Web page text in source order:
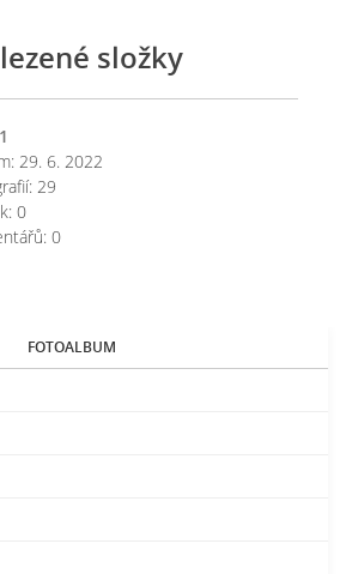
složky
29. 6. 2022
29
0
0
FOTOALBUM